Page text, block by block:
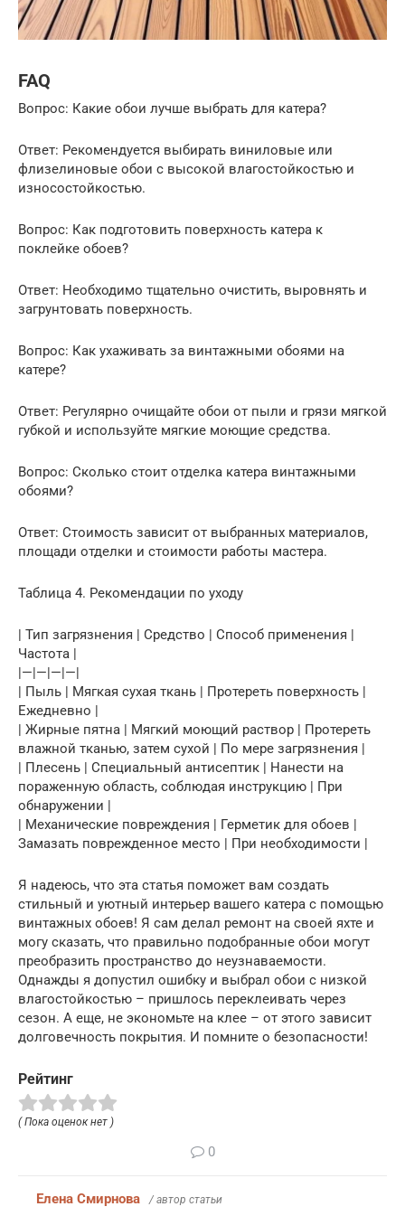
FAQ
Вопрос: Какие обои лучше выбрать для катера?
Ответ: Рекомендуется выбирать виниловые или
флизелиновые обои с высокой влагостойкостью и
износостойкостью.
Вопрос: Как подготовить поверхность катера к
поклейке обоев?
Ответ: Необходимо тщательно очистить, выровнять и
загрунтовать поверхность.
Вопрос: Как ухаживать за винтажными обоями на
катере?
Ответ: Регулярно очищайте обои от пыли и грязи мягкой
губкой и используйте мягкие моющие средства.
Вопрос: Сколько стоит отделка катера винтажными
обоями?
Ответ: Стоимость зависит от выбранных материалов,
площади отделки и стоимости работы мастера.
Таблица 4. Рекомендации по уходу
| Тип загрязнения | Средство | Способ применения |
Частота |
|—|—|—|—|
| Пыль | Мягкая сухая ткань | Протереть поверхность |
Ежедневно |
| Жирные пятна | Мягкий моющий раствор | Протереть
влажной тканью, затем сухой | По мере загрязнения |
| Плесень | Специальный антисептик | Нанести на
пораженную область, соблюдая инструкцию | При
обнаружении |
| Механические повреждения | Герметик для обоев |
Замазать поврежденное место | При необходимости |
Я надеюсь, что эта статья поможет вам создать
стильный и уютный интерьер вашего катера с помощью
винтажных обоев! Я сам делал ремонт на своей яхте и
могу сказать, что правильно подобранные обои могут
преобразить пространство до неузнаваемости.
Однажды я допустил ошибку и выбрал обои с низкой
влагостойкостью – пришлось переклеивать через
сезон. А еще, не экономьте на клее – от этого зависит
долговечность покрытия. И помните о безопасности!
Рейтинг
( Пока оценок нет )
0
Елена Смирнова / автор статьи